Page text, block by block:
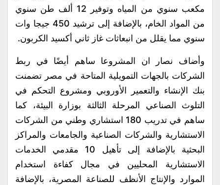
مكعب سنوي من المياه وتوفير 12 ألف طن سنوي
من المواد الخام، بالإضافة إلى ترشيد 450 جيجا وات
سنوي مما يقلل من انبعاثات غاز ثاني أكسيد الكربون.
وأضاف نصار ان المشروعا ساهم أيضًا في ربط
الشركات بالجهات التمويلية المتاحة في مصر تضمنت
بنك الإنشاء والتعمير الأوروبي ومشروع التحكم في
التلوث الصناعي المرحلة الثالثة بوزارة البيئة، كما
ساهم في تدريب 180 استشاري وطني من الشركات
الاستشارية والشركات الصناعية والجامعات والمراكز
البحثية بالإضافة إلى تأهيل 10 مقدمي الخدمات
الاستشارية المحليين في مجال كفاءة استخدام
الموارد والإنتاج الأنظف للصناعة المصرية، بالإضافة